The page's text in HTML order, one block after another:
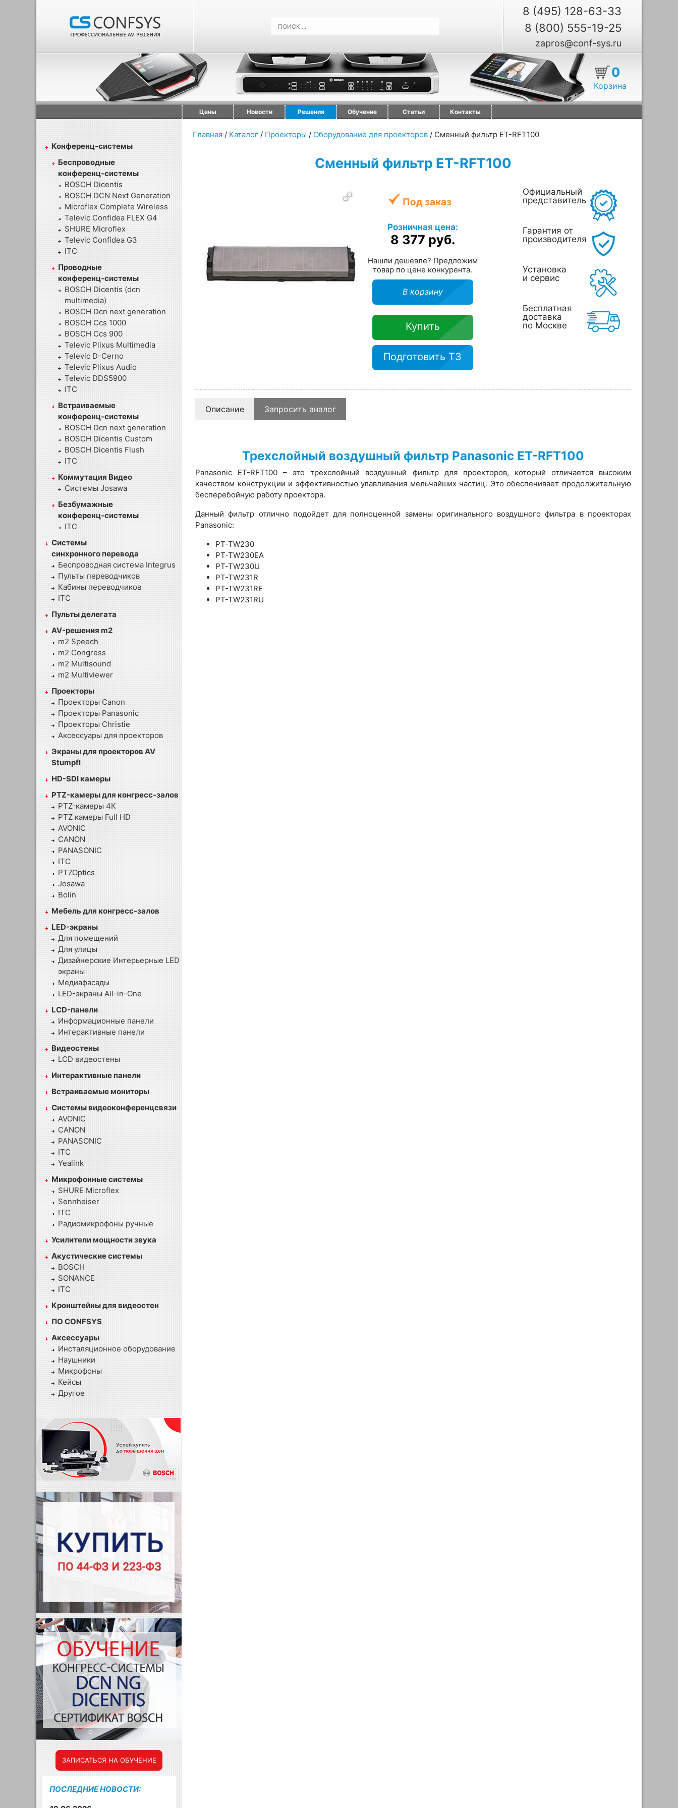
8 (495) 128-63-33
8 (800) 555-19-25
zapros@conf-sys.ru
0
Корзина
Цены Новости Решения Обучение Статьи Контакты
Конференц-системы
Беспроводные
конференц-системы
BOSCH Dicentis
BOSCH DCN Next Generation
Microflex Complete Wireless
Televic Confidea FLEX G4
SHURE Microflex
Televic Confidea G3
ITC
Проводные
конференц-системы
BOSCH Dicentis (dcn
multimedia)
BOSCH Dcn next generation
BOSCH Ccs 1000
BOSCH Ccs 900
Televic Plixus Multimedia
Televic D-Cerno
Televic Plixus Audio
Televic DDS5900
ITC
Встраиваемые
конференц-системы
BOSCH Dcn next generation
BOSCH Dicentis Custom
BOSCH Dicentis Flush
ITC
Коммутация Видео
Системы Josawa
Безбумажные
конференц-системы
ITC
Системы
синхронного перевода
Беспроводная система Integrus
Пульты переводчиков
Кабины переводчиков
ITC
Пульты делегата
AV-решения m2
m2 Speech
m2 Congress
m2 Multisound
m2 Multiviewer
Проекторы
Проекторы Canon
Проекторы Panasonic
Проекторы Christie
Аксессуары для проекторов
Экраны для проекторов AV
Stumpfl
HD-SDI камеры
PTZ-камеры для конгресс-залов
PTZ-камеры 4К
PTZ камеры Full HD
AVONIC
CANON
PANASONIC
ITC
PTZOptics
Josawa
Bolin
Мебель для конгресс-залов
LED-экраны
Для помещений
Для улицы
Дизайнерские Интерьерные LED
экраны
Медиафасады
LED-экраны All-in-One
LCD-панели
Информационные панели
Интерактивные панели
Видеостены
LCD видеостены
Интерактивные панели
Встраиваемые мониторы
Системы видеоконференцсвязи
AVONIC
CANON
PANASONIC
ITC
Yealink
Микрофонные системы
SHURE Microflex
Sennheiser
ITC
Радиомикрофоны ручные
Усилители мощности звука
Акустические системы
BOSCH
SONANCE
ITC
Кронштейны для видеостен
ПО CONFSYS
Аксессуары
Инсталяционное оборудование
Наушники
Микрофоны
Кейсы
Другое
ЗАПИСАТЬСЯ НА ОБУЧЕНИЕ
ПОСЛЕДНИЕ НОВОСТИ:
Главная / Каталог / Проекторы / Оборудование для проекторов / Сменный фильтр ET-RFT100
Сменный фильтр ET-RFT100
Под заказ
Розничная цена:
8 377 руб.
Нашли дешевле? Предложим
товар по цене конкурента.
В корзину
Купить
Подготовить ТЗ
Официальный
представитель
Гарантия от
производителя
Установка
и сервис
Бесплатная
доставка
по Москве
Описание Запросить аналог
Трехслойный воздушный фильтр Panasonic ET-RFT100
Panasonic ET-RFT100 – это трехслойный воздушный фильтр для проекторов, который отличается высоким
качеством конструкции и эффективностью улавливания мельчайших частиц. Это обеспечивает продолжительную
бесперебойную работу проектора.
Данный фильтр отлично подойдет для полноценной замены оригинального воздушного фильтра в проекторах
Panasonic:
PT-TW230
PT-TW230EA
PT-TW230U
PT-TW231R
PT-TW231RE
PT-TW231RU